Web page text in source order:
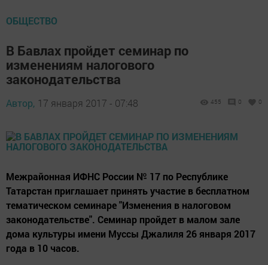
ОБЩЕСТВО
В Бавлах пройдет семинар по
изменениям налогового
законодательства
Автор, 17 января 2017 - 07:48 455 0 0
Межрайонная ИФНС России № 17 по Республике
Татарстан приглашает принять участие в бесплатном
тематическом семинаре "Изменения в налоговом
законодательстве". Семинар пройдет в малом зале
дома культуры имени Муссы Джалиля 26 января 2017
года в 10 часов.